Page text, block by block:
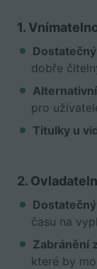
1.
dobře
pro
Titulky u
2.
času na
Zabránění
které by